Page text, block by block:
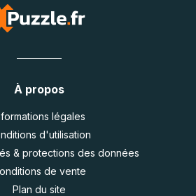
À propos
légales
d'utilisation
& protections des données
de vente
Plan du site